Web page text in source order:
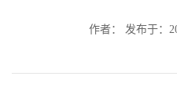
作者： 发布于：